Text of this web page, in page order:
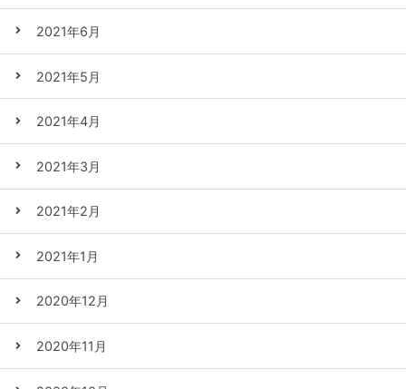
2021年6月
2021年5月
2021年4月
2021年3月
2021年2月
2021年1月
2020年12月
2020年11月